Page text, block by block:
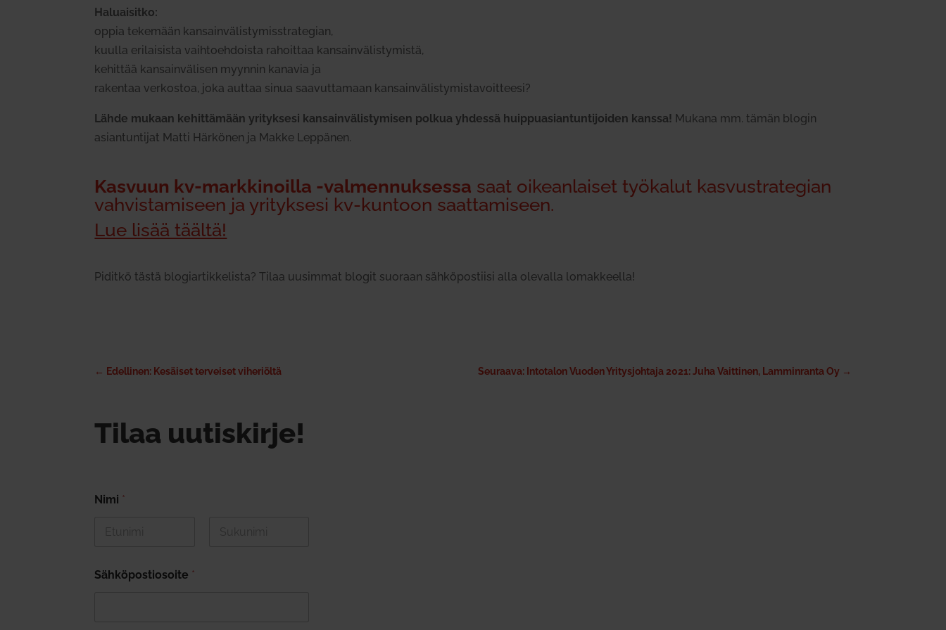
Haluai­sitko:
oppia tekemään kan­sain­vä­lis­ty­mis­stra­tegian,
kuulla eri­lai­sista vaih­toeh­doista rahoittaa kan­sain­vä­lis­ty­mistä,
kehittää kan­sain­vä­lisen myynnin kanavia ja
rakentaa ver­kostoa, joka auttaa sinua saa­vut­tamaan kan­sain­vä­lis­ty­mis­ta­voit­teesi?
Lähde mukaan kehit­tämään yri­tyksesi kan­sain­vä­lis­ty­misen polkua yhdessä huip­pu­asian­tun­ti­joiden kanssa! Mukana mm. tämän blogin
asian­tun­tijat Matti Här­könen ja Makke Lep­pänen.
Kasvuun kv-mark­ki­noilla ‑val­men­nuk­sessa saat oikean­laiset työ­kalut kas­vustra­tegian
vah­vis­ta­miseen ja yri­tyksesi kv-kuntoon saat­ta­miseen.
Lue lisää täältä!
Piditkö tästä blo­giar­tik­ke­lista? Tilaa uusimmat blogit suoraan säh­kö­pos­tiisi alla ole­valla lomak­keella!
← Edellinen: Kesäiset terveiset viheriöltä Seuraava: Intotalon Vuoden Yritysjohtaja 2021: Juha Vaittinen, Lamminranta Oy →
Tilaa uutiskirje!
Nimi *
Sähköpostiosoite *